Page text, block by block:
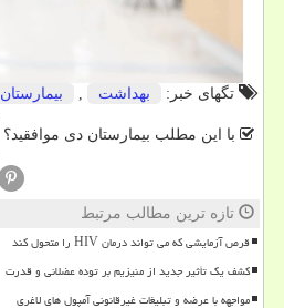
تگهای خبر: بهداشت بیمارستان
با این مطلب بیمارستان دی موافقید؟
تازه ترین مطالب مرتبط
قرص آزمایشی که می تواند درمان HIV را متحول کند
کشف یک تأثیر جدید از منیزیم بر توده عضلانی و قدرت
مواجهه با عرضه و تبلیغات غیرقانونی آمپول های لاغری